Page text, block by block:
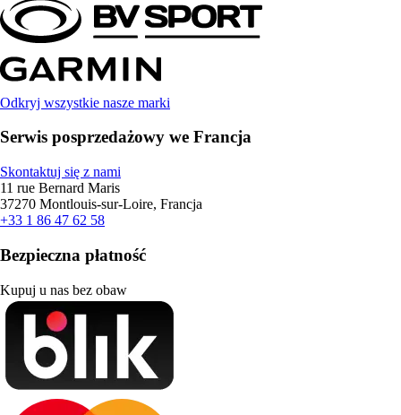
Odkryj wszystkie nasze marki
Serwis posprzedażowy we Francja
Skontaktuj się z nami
11 rue Bernard Maris
37270 Montlouis-sur-Loire, Francja
+33 1 86 47 62 58
Bezpieczna płatność
Kupuj u nas bez obaw